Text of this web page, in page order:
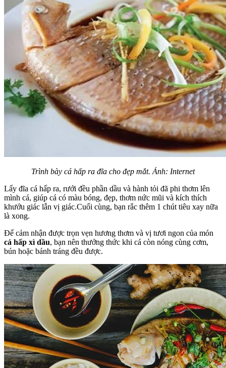
Trình bày cá hấp ra đĩa cho đẹp mắt. Ảnh: Internet
Lấy đĩa cá hấp ra, rưới đều phần dầu và hành tỏi đã phi thơm lên
mình cá, giúp cá có màu bóng, đẹp, thơm nức mũi và kích thích
khướu giác lẫn vị giác.Cuối cùng, bạn rắc thêm 1 chút tiêu xay nữa
là xong.
Để cảm nhận được trọn vẹn hương thơm và vị tươi ngon của món
cá hấp xì dầu, bạn nên thưởng thức khi cá còn nóng cùng cơm,
bún hoặc bánh tráng đều được.